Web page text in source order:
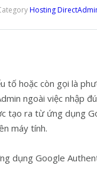
Hosting
tố hoặc còn gọi là
ngoài việc nhập
tạo ra từ ứng dụng
máy tính.
dụng Google